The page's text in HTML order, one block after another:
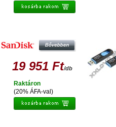
19 951 Ft/db
(20% ÁFA-val)
Raktáron